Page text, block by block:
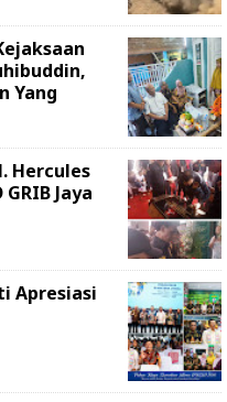
Yang
Hercules
Jaya
Apresiasi